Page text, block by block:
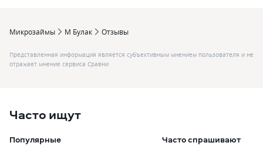
Микрозаймы М Булак Отзывы
Представленная информация является субъективным мнением пользователя и не
отражает мнение сервиса Сравни
Часто ищут
Популярные Часто спрашивают